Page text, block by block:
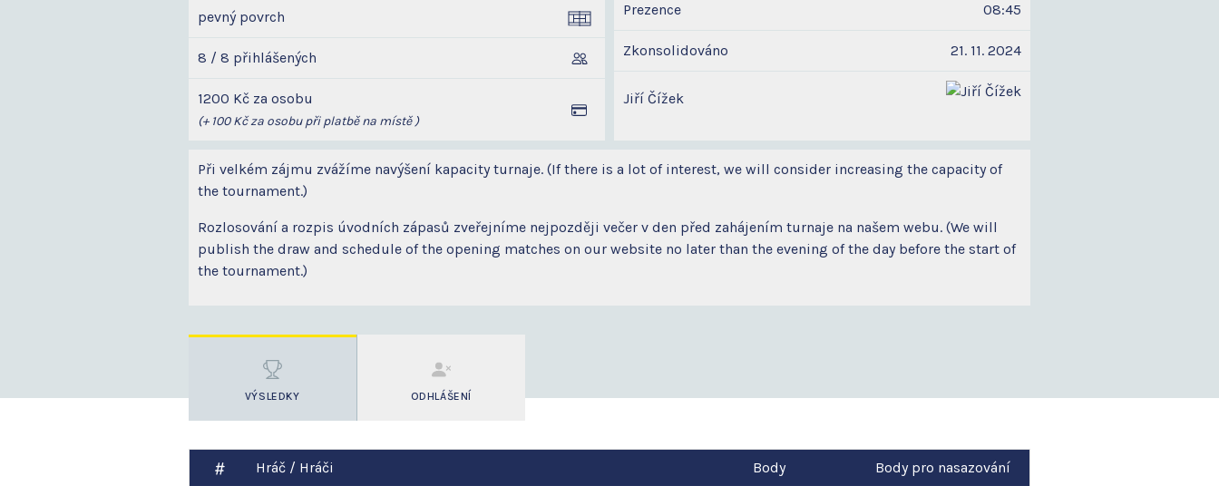
pevný povrch
8 / 8 přihlášených
1200 Kč za osobu
(+ 100 Kč za osobu při platbě na místě )
Prezence 08:45
Zkonsolidováno 21. 11. 2024
Jiří Čížek
Při velkém zájmu zvážíme navýšení kapacity turnaje. (If there is a lot of interest, we will consider increasing the capacity of
the tournament.)
Rozlosování a rozpis úvodních zápasů zveřejníme nejpozději večer v den před zahájením turnaje na našem webu. (We will
publish the draw and schedule of the opening matches on our website no later than the evening of the day before the start of
the tournament.)
VÝSLEDKY ODHLÁŠENÍ
Hráč / Hráči Body Body pro nasazování